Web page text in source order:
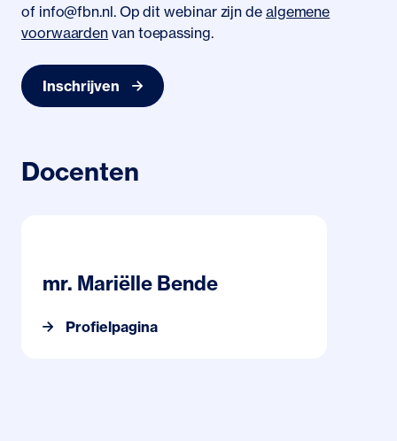
of info@fbn.nl. Op dit webinar zijn de algemene
voorwaarden van toepassing.
Inschrijven
Docenten
mr. Mariëlle Bende
Profielpagina